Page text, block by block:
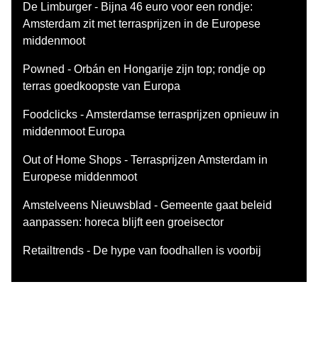
De Limburger - Bijna 46 euro voor een rondje:
Amsterdam zit met terrasprijzen in de Europese
middenmoot
Powned - Orbán en Hongarije zijn top; rondje op
terras goedkoopste van Europa
Foodclicks - Amsterdamse terrasprijzen opnieuw in
middenmoot Europa
Out of Home Shops - Terrasprijzen Amsterdam in
Europese middenmoot
Amstelveens Nieuwsblad - Gemeente gaat beleid
aanpassen: horeca blijft een groeisector
Retailtrends - De hype van foodhallen is voorbij